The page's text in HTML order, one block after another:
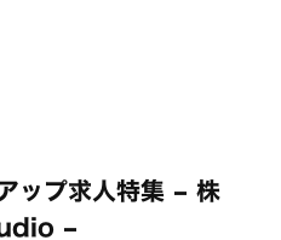
ップ求人特集 – 株
–